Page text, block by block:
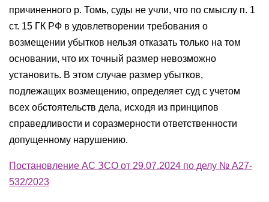
причиненного р. Томь, суды не учли, что по смыслу п. 1
ст. 15 ГК РФ в удовлетворении требования о
возмещении убытков нельзя отказать только на том
основании, что их точный размер невозможно
установить. В этом случае размер убытков,
подлежащих возмещению, определяет суд с учетом
всех обстоятельств дела, исходя из принципов
справедливости и соразмерности ответственности
допущенному нарушению.
Постановление АС ЗСО от 29.07.2024 по делу № А27-
532/2023